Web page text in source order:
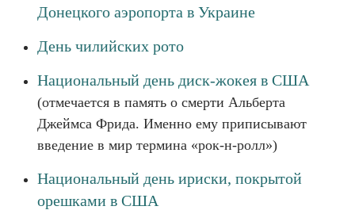
Донецкого аэропорта в Украине
День чилийских рото
Национальный день диск-жокея в США
(отмечается в память о смерти Альберта
Джеймса Фрида. Именно ему приписывают
введение в мир термина «рок-н-ролл»)
Национальный день ириски, покрытой
орешками в США